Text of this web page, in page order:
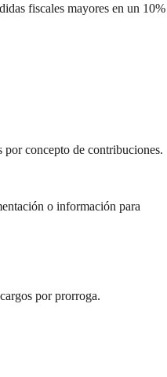
fiscales mayores en un 10%
por concepto de contribuciones.
o información para
por prorroga.